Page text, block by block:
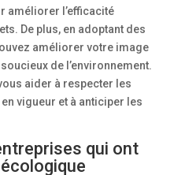
améliorer l’efficacité
De plus, en adoptant des
améliorer votre image
de l’environnement.
aider à respecter les
vigueur et à anticiper les
qui ont